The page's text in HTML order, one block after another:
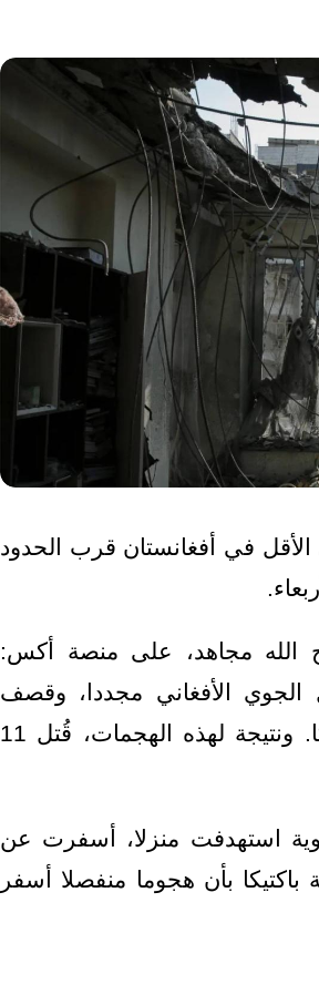
إلى مقتل 12 شخصا على الأقل في أفغانستان قرب الحدود
الله مجاهد، على منصة أكس:
الجوي الأفغاني مجددا، وقصف
منازل مدنية في ولايات كونار وخوست وباكتيكا. ونتيجة لهذه الهجمات، قُتل 11
استهدفت منزلا، أسفرت عن
بأن هجوما منفصلا أسفر